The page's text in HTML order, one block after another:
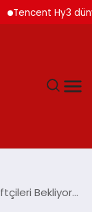
Hy3 dünya
Bekliyor…